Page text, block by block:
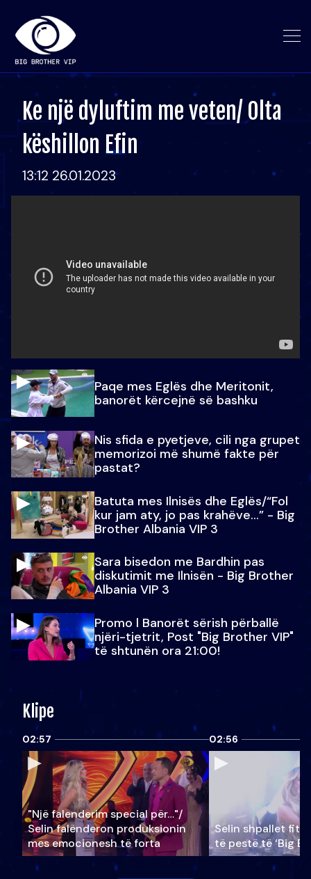
Ke një dyluftim me veten/ Olta
këshillon Efin
13:12 26.01.2023
Paqe mes Eglës dhe Meritonit,
banorët kërcejnë së bashku
Nis sfida e pyetjeve, cili nga grupet
memorizoi më shumë fakte për
pastat?
Batuta mes Ilnisës dhe Eglës/“Fol
kur jam aty, jo pas krahëve…” - Big
Brother Albania VIP 3
Sara bisedon me Bardhin pas
diskutimit me Ilnisën - Big Brother
Albania VIP 3
Promo l Banorët sërish përballë
njëri-tjetrit, Post "Big Brother VIP"
të shtunën ora 21:00!
Klipe
02:57
"Një falenderim special për…"/
Selin falënderon produksionin
mes emocionesh të forta
02:56
Selin shpallet
të pestë të ‘Big